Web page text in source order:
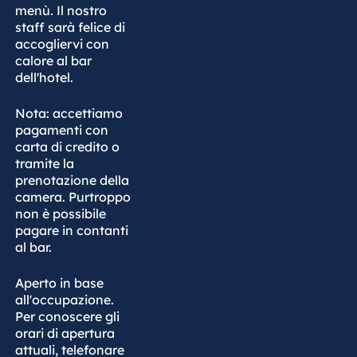
menù. Il nostro
staff sarà felice di
accogliervi con
calore al bar
dell'hotel.
Nota: accettiamo
pagamenti con
carta di credito o
tramite la
prenotazione della
camera. Purtroppo
non è possibile
pagare in contanti
al bar.
Aperto in base
all'occupazione.
Per conoscere gli
orari di apertura
attuali, telefonare